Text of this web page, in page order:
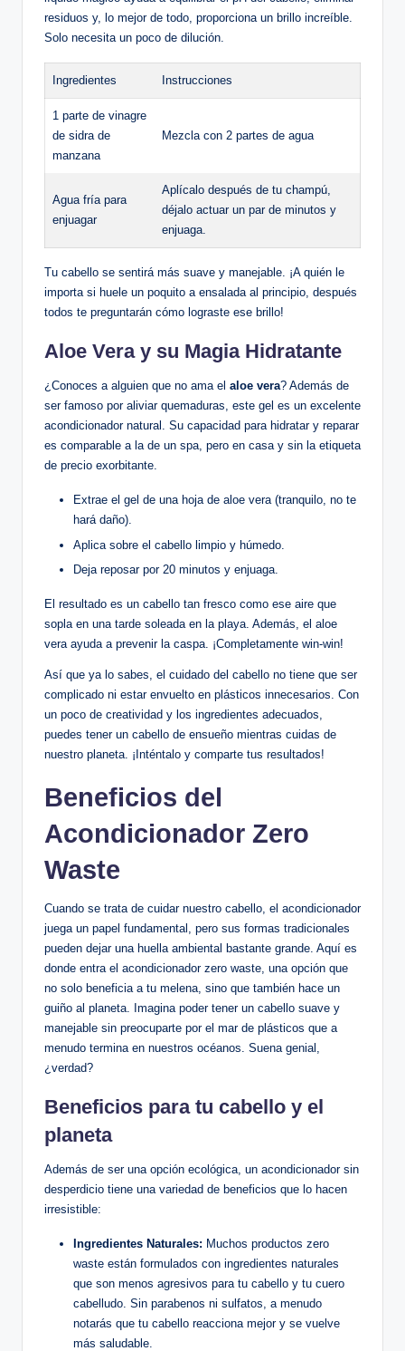
residuos y, lo mejor de todo, proporciona un brillo increíble.
Solo necesita un poco de dilución.
Ingredientes Instrucciones
1 parte de vinagre
de sidra de
manzana
Mezcla con 2 partes de agua
Agua fría para
enjuagar
Aplícalo después de tu champú,
déjalo actuar un par de minutos y
enjuaga.
Tu cabello se sentirá más suave y manejable. ¡A quién le
importa si huele un poquito a ensalada al principio, después
todos te preguntarán cómo lograste ese brillo!
Aloe Vera y su Magia Hidratante
¿Conoces a alguien que no ama el aloe vera? Además de
ser famoso por aliviar quemaduras, este gel es un excelente
acondicionador natural. Su capacidad para hidratar y reparar
es comparable a la de un spa, pero en casa y sin la etiqueta
de precio exorbitante.
Extrae el gel de una hoja de aloe vera (tranquilo, no te
hará daño).
Aplica sobre el cabello limpio y húmedo.
Deja reposar por 20 minutos y enjuaga.
El resultado es un cabello tan fresco como ese aire que
sopla en una tarde soleada en la playa. Además, el aloe
vera ayuda a prevenir la caspa. ¡Completamente win-win!
Así que ya lo sabes, el cuidado del cabello no tiene que ser
complicado ni estar envuelto en plásticos innecesarios. Con
un poco de creatividad y los ingredientes adecuados,
puedes tener un cabello de ensueño mientras cuidas de
nuestro planeta. ¡Inténtalo y comparte tus resultados!
Beneficios del
Acondicionador Zero
Waste
Cuando se trata de cuidar nuestro cabello, el acondicionador
juega un papel fundamental, pero sus formas tradicionales
pueden dejar una huella ambiental bastante grande. Aquí es
donde entra el acondicionador zero waste, una opción que
no solo beneficia a tu melena, sino que también hace un
guiño al planeta. Imagina poder tener un cabello suave y
manejable sin preocuparte por el mar de plásticos que a
menudo termina en nuestros océanos. Suena genial,
¿verdad?
Beneficios para tu cabello y el
planeta
Además de ser una opción ecológica, un acondicionador sin
desperdicio tiene una variedad de beneficios que lo hacen
irresistible:
Ingredientes Naturales: Muchos productos zero
waste están formulados con ingredientes naturales
que son menos agresivos para tu cabello y tu cuero
cabelludo. Sin parabenos ni sulfatos, a menudo
notarás que tu cabello reacciona mejor y se vuelve
más saludable.